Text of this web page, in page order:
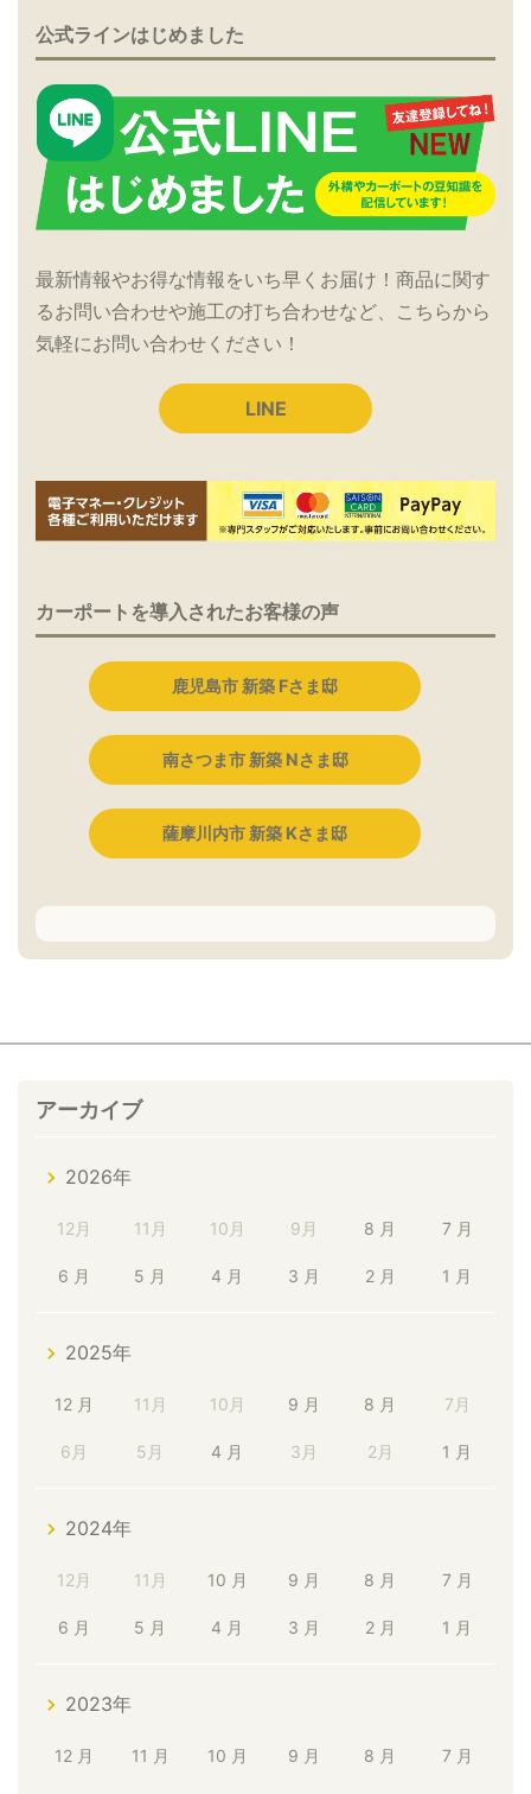
公式ラインはじめました
最新情報やお得な情報をいち早くお届け！商品に関す
るお問い合わせや施工の打ち合わせなど、こちらから
気軽にお問い合わせください！
LINE
カーポートを導入されたお客様の声
鹿児島市 新築 Fさま邸
南さつま市 新築 Nさま邸
薩摩川内市 新築 Kさま邸
アーカイブ
2026年
12月 11月 10月 9月 8 月 7 月
6 月 5 月 4 月 3 月 2 月 1 月
2025年
12 月 11月 10月 9 月 8 月 7月
6月 5月 4 月 3月 2月 1 月
2024年
12月 11月 10 月 9 月 8 月 7 月
6 月 5 月 4 月 3 月 2 月 1 月
2023年
12 月 11 月 10 月 9 月 8 月 7 月